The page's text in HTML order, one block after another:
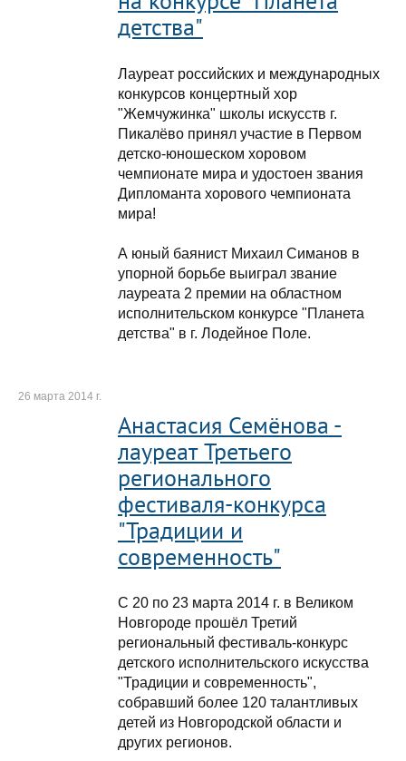
детства"
Лауреат российских и международных
конкурсов концертный хор
"Жемчужинка" школы искусств г.
Пикалёво принял участие в Первом
детско-юношеском хоровом
чемпионате мира и удостоен звания
Дипломанта хорового чемпионата
мира!
А юный баянист Михаил Симанов в
упорной борьбе выиграл звание
лауреата 2 премии на областном
исполнительском конкурсе "Планета
детства" в г. Лодейное Поле.
26 марта 2014 г.
Анастасия Семёнова -
лауреат Третьего
регионального
фестиваля-конкурса
"Традиции и
современность"
С 20 по 23 марта 2014 г. в Великом
Новгороде прошёл Третий
региональный фестиваль-конкурс
детского исполнительского искусства
"Традиции и современность",
собравший более 120 талантливых
детей из Новгородской области и
других регионов.